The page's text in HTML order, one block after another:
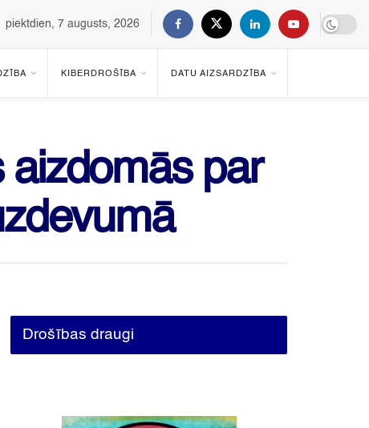
piektdien, 7 augusts, 2026
KIBERDROŠĪBA DATU AIZSARDZĪBA
aizdomās par
Drošības draugi